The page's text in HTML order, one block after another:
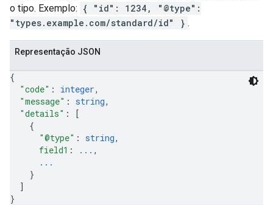
o tipo. Exemplo: { "id": 1234, "@type":
"types.example.com/standard/id" } .
Representação JSON
{
"code" : integer,
"message" : string,
"details" :
[
{
"@type" : string,
field1 : ... ,
...
}
]
}